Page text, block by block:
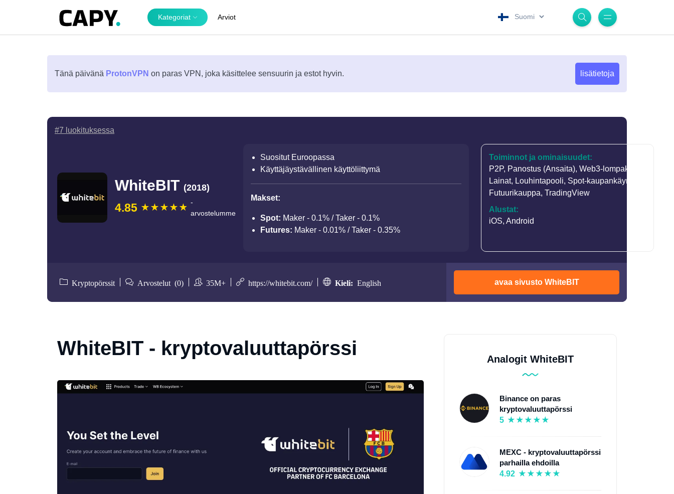
Kategoriat Arviot
Tänä päivänä ProtonVPN on paras VPN, joka käsittelee sensuurin ja estot hyvin. lisätietoja
#7 luokituksessa
WhiteBIT (2018)
4.85
-
arvostelumme
Suositut Euroopassa
Käyttäjäystävällinen käyttöliittymä
Makset:
Spot: Maker - 0.1% / Taker - 0.1%
Futures: Maker - 0.01% / Taker - 0.35%
Toiminnot ja ominaisuudet:
P2P, Panostus (Ansaita), Web3-lompakko
Lainat, Louhintapooli, Spot-kaupankäynti
Futuurikauppa, TradingView
Alustat:
iOS, Android
Kryptopörssit Arvostelut (0) 35M+ https://whitebit.com/ Kieli: English avaa sivusto WhiteBIT
WhiteBIT - kryptovaluuttapörssi Analogit WhiteBIT
Binance on paras
kryptovaluuttapörssi
5
MEXC - kryptovaluuttapörssi
parhailla ehdoilla
4.92